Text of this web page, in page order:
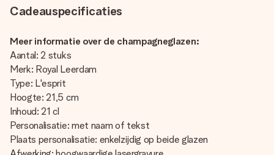
Cadeauspecificaties
Meer informatie over de champagneglazen:
Aantal: 2 stuks
Merk: Royal Leerdam
Type: L'esprit
Hoogte: 21,5 cm
Inhoud: 21 cl
Personalisatie: met naam of tekst
Plaats personalisatie: enkelzijdig op beide glazen